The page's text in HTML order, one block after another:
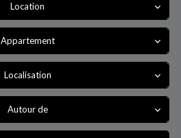
Location
Appartement
Localisation
Autour de